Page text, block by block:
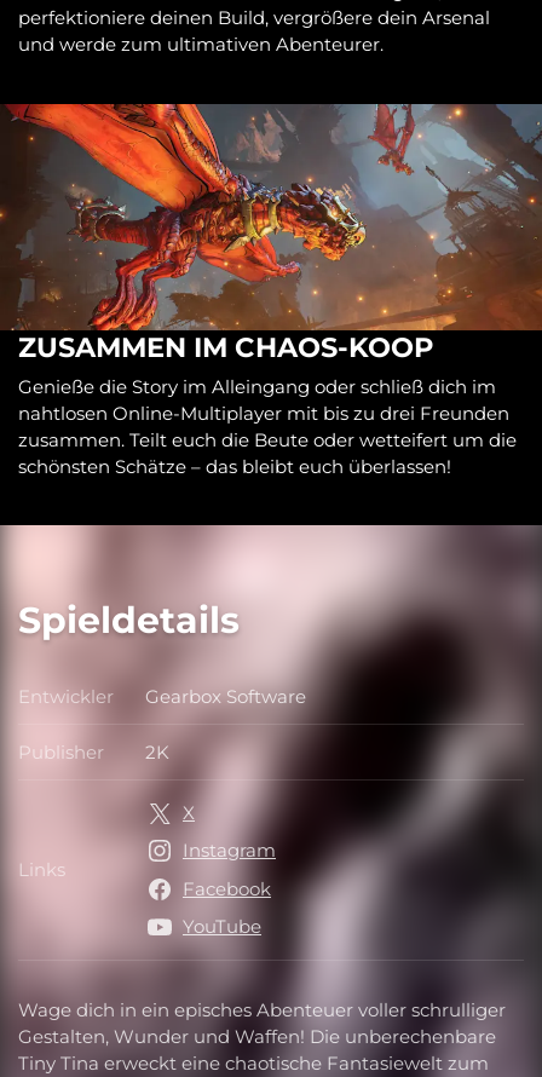
perfektioniere deinen Build, vergrößere dein Arsenal
und werde zum ultimativen Abenteurer.
ZUSAMMEN IM CHAOS-KOOP
Genieße die Story im Alleingang oder schließ dich im
nahtlosen Online-Multiplayer mit bis zu drei Freunden
zusammen. Teilt euch die Beute oder wetteifert um die
schönsten Schätze – das bleibt euch überlassen!
Spieldetails
Wage dich in ein episches Abenteuer voller schrulliger
Gestalten, Wunder und Waffen! Die unberechenbare
Tiny Tina erweckt eine chaotische Fantasiewelt zum
Entwickler Entwickler
Gearbox Software
Publisher Publisher
2K
Links Links
X
Instagram
Facebook
YouTube